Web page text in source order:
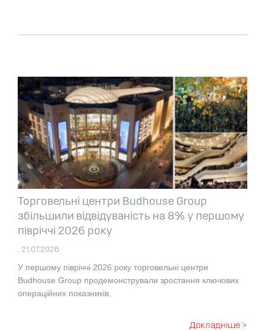
Торговельні центри Budhouse Group
збільшили відвідуваність на 8% у першому
півріччі 2026 року
. 21.07.2026
У першому півріччі 2026 року торговельні центри
Budhouse Group продемонстрували зростання ключових
операційних показників.
Докладніше >